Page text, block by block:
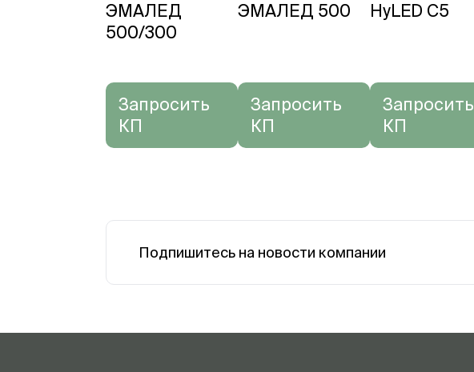
ЭМАЛЕД
500/300
Запросить
КП
ЭМАЛЕД 500
Запросить
КП
HyLED C5
Запросить
КП
Подпишитесь на новости компании